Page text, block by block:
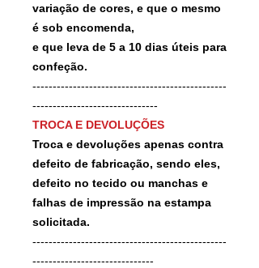
variação de cores, e que o mesmo
é sob encomenda,
e que leva de 5 a 10 dias úteis para
confeção.
------------------------------------------------
-------------------------------
TROCA E DEVOLUÇÕES
Troca e devoluções apenas contra
defeito de fabricação, sendo eles,
defeito no tecido ou manchas e
falhas de impressão na estampa
solicitada.
------------------------------------------------
------------------------------